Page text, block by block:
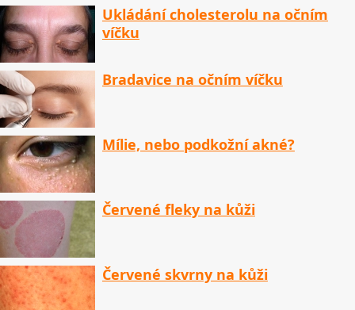
Ukládání cholesterolu na očním
víčku
Bradavice na očním víčku
Mílie, nebo podkožní akné?
Červené fleky na kůži
Červené skvrny na kůži